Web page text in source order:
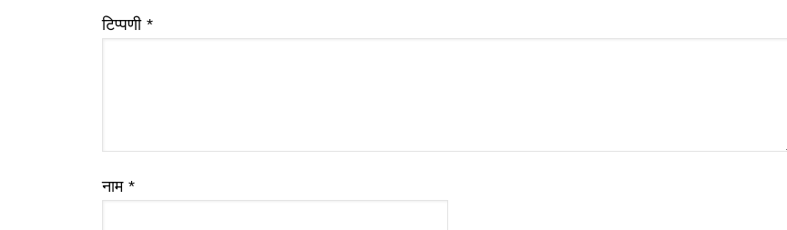
टिप्पणी *
नाम *